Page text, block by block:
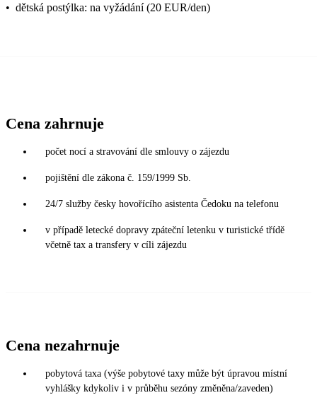
• dětská postýlka: na vyžádání (20 EUR/den)
Cena zahrnuje
počet nocí a stravování dle smlouvy o zájezdu
pojištění dle zákona č. 159/1999 Sb.
24/7 služby česky hovořícího asistenta Čedoku na telefonu
v případě letecké dopravy zpáteční letenku v turistické třídě
včetně tax a transfery v cíli zájezdu
Cena nezahrnuje
pobytová taxa (výše pobytové taxy může být úpravou místní
vyhlášky kdykoliv i v průběhu sezóny změněna/zaveden)